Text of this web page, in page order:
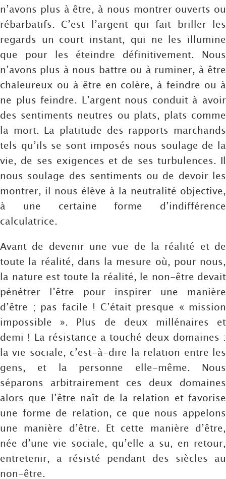
n’avons plus à être, à nous montrer ouverts ou
rébarbatifs. C’est l’argent qui fait briller les
regards un court instant, qui ne les illumine
que pour les éteindre définitivement. Nous
n’avons plus à nous battre ou à ruminer, à être
chaleureux ou à être en colère, à feindre ou à
ne plus feindre. L’argent nous conduit à avoir
des sentiments neutres ou plats, plats comme
la mort. La platitude des rapports marchands
tels qu’ils se sont imposés nous soulage de la
vie, de ses exigences et de ses turbulences. Il
nous soulage des sentiments ou de devoir les
montrer, il nous élève à la neutralité objective,
à une certaine forme d’indifférence
calculatrice.
Avant de devenir une vue de la réalité et de
toute la réalité, dans la mesure où, pour nous,
la nature est toute la réalité, le non-être devait
pénétrer l’être pour inspirer une manière
d’être ; pas facile ! C’était presque « mission
impossible ». Plus de deux millénaires et
demi ! La résistance a touché deux domaines :
la vie sociale, c’est-à-dire la relation entre les
gens, et la personne elle-même. Nous
séparons arbitrairement ces deux domaines
alors que l’être naît de la relation et favorise
une forme de relation, ce que nous appelons
une manière d’être. Et cette manière d’être,
née d’une vie sociale, qu’elle a su, en retour,
entretenir, a résisté pendant des siècles au
non-être.